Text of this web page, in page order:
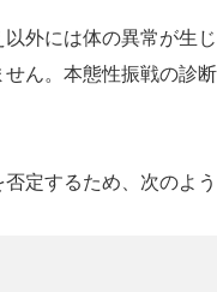
外には体の異常が生
ん。本態性振戦の診
定するため、次のよ